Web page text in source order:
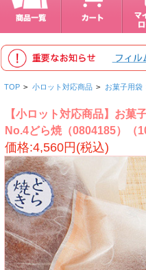
TOP > 小ロット対応商品 > お菓子用袋
【小ロット対応商品】お菓
No.4どら焼（0804185）（
価格:4,560円(税込)